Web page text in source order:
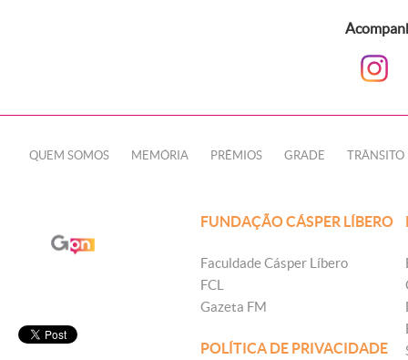
QUEM SOMOS MEMÓRIA PRÊMIOS GRADE TRÂNSITO
FUNDAÇÃO CÁSPER LÍBERO
Faculdade Cásper Líbero
FCL
Gazeta FM
POLÍTICA DE PRIVACIDADE